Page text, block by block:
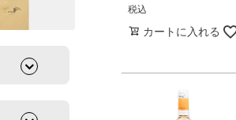
税込
カートに入れる